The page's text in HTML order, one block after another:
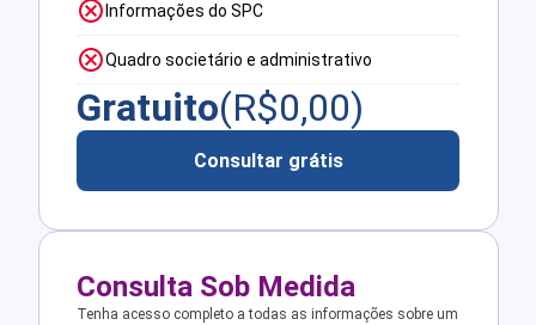
Informações do SPC
Quadro societário e administrativo
Gratuito(R$0,00)
Consultar grátis
Consulta Sob Medida
Tenha acesso completo a todas as informações sobre um